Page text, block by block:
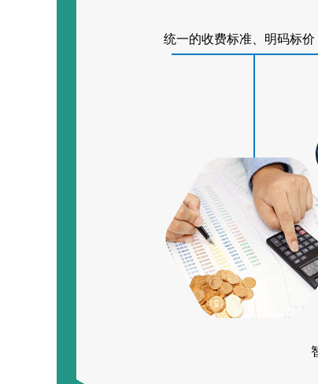
统一的收费标准、明码标价